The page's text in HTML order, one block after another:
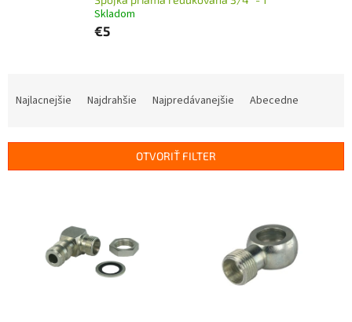
Skladom
€5
i
Najlacnejšie Najdrahšie Najpredávanejšie Abecedne
OTVORIŤ FILTER